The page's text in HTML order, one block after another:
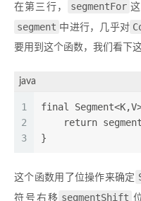
在第三行， segmentFor
segment 中进行，几乎对
要用到这个函数，我们看下
java
1
2
3
final
return
}
这个函数用了位操作来确定
符号右移 segmentShift